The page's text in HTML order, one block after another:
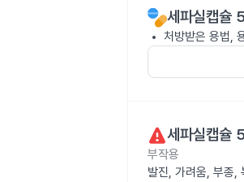
세파실캡
처방받은 용법,
세파실캡
부작용
발진, 가려움, 부종,